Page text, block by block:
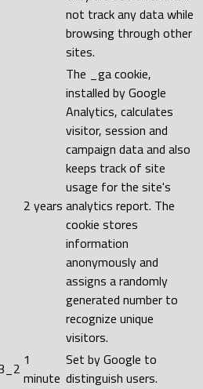
not track any data while
browsing through other
sites.
2 years
The _ga cookie,
installed by Google
Analytics, calculates
visitor, session and
campaign data and also
keeps track of site
usage for the site's
analytics report. The
cookie stores
information
anonymously and
assigns a randomly
generated number to
recognize unique
visitors.
1
minute
Set by Google to
distinguish users.